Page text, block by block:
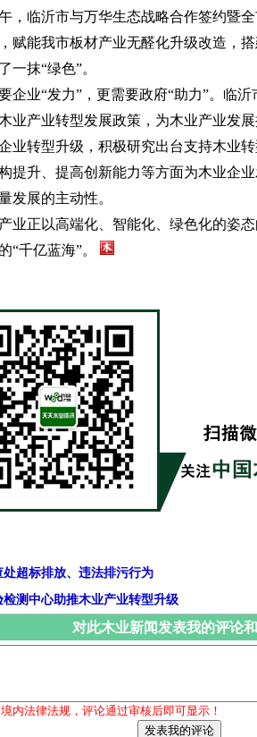
，临沂市与万华生态战略合作签约暨
赋能我市板材产业无醛化升级改造，
一抹“绿色”。
企业“发力”，更需要政府“助力”。临
业产业转型发展政策，为木业产业发
业转型升级，积极研究出台支持木业
提升、提高创新能力等方面为木业企
发展的主动性。
业正以高端化、智能化、绿色化的姿
“千亿蓝海”。
处超标排放、违法排污行为
检测中心助推木业产业转型升级
对此木业新闻发表我的评论
内法律法规，评论通过审核后即可显示！